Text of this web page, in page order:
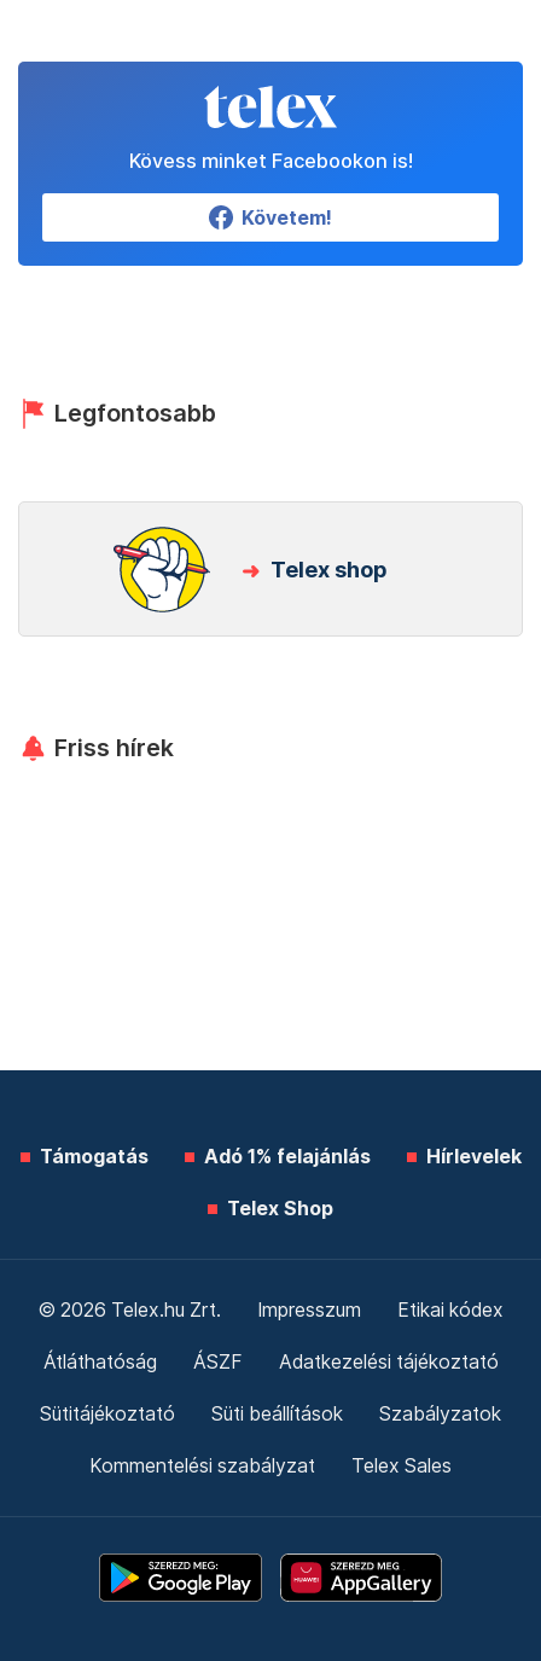
Kövess minket Facebookon is!
Követem!
Legfontosabb
Telex shop
Friss hírek
Támogatás Adó 1% felajánlás Hírlevelek
Telex Shop
© 2026 Telex.hu Zrt. Impresszum Etikai kódex
Átláthatóság ÁSZF Adatkezelési tájékoztató
Sütitájékoztató Süti beállítások Szabályzatok
Kommentelési szabályzat Telex Sales